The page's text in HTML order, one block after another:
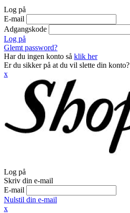
Log på
E-mail
Adgangskode
Log på
Glemt password?
Har du ingen konto så klik her
Er du sikker på at du vil slette din konto?
x
Log på
Skriv din e-mail
E-mail
Nulstil din e-mail
x